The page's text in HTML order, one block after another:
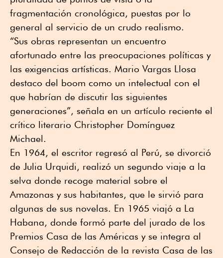
fragmentación cronológica, puestas por lo
general al servicio de un crudo realismo.
“Sus obras representan un encuentro
afortunado entre las preocupaciones políticas y
las exigencias artísticas. Mario Vargas Llosa
destaco del boom como un intelectual con el
que habrían de discutir las siguientes
generaciones”, señala en un artículo reciente el
crítico literario Christopher Domínguez
Michael.
En 1964, el escritor regresó al Perú, se divorció
de Julia Urquidi, realizó un segundo viaje a la
selva donde recoge material sobre el
Amazonas y sus habitantes, que le sirvió para
algunas de sus novelas. En 1965 viajó a La
Habana, donde formó parte del jurado de los
Premios Casa de las Américas y se integra al
Consejo de Redacción de la revista Casa de las